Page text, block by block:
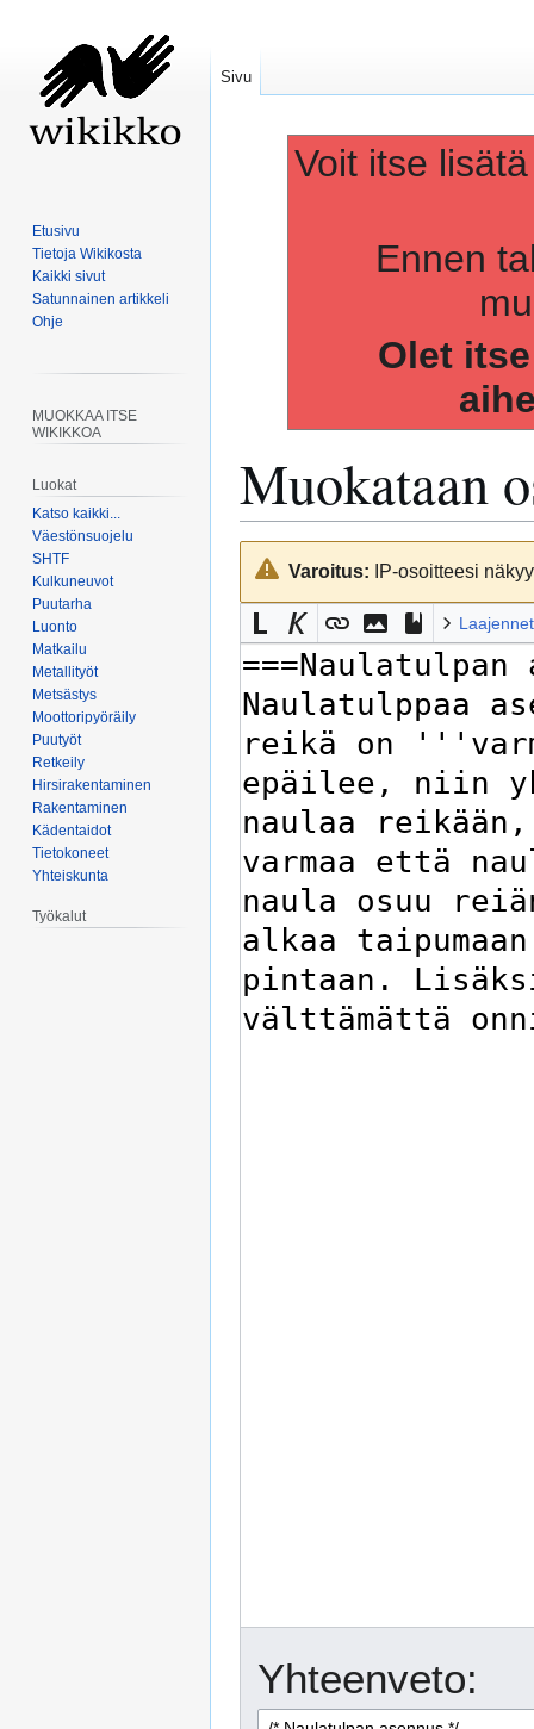
Voit itse
Ennen
Olet
Muokataan
Siirry
navigaatioon
Siirry
hakuunVaroitus: IP-osoitteesi
Yhteenveto:
Sivu
Etusivu
Tietoja Wikikosta
Kaikki sivut
Satunnainen artikkeli
Ohje
MUOKKAA ITSE
WIKIKKOA
Luokat
Katso kaikki...
Väestönsuojelu
SHTF
Kulkuneuvot
Puutarha
Luonto
Matkailu
Metallityöt
Metsästys
Moottoripyöräily
Puutyöt
Retkeily
Hirsirakentaminen
Rakentaminen
Kädentaidot
Tietokoneet
Yhteiskunta
Työkalut